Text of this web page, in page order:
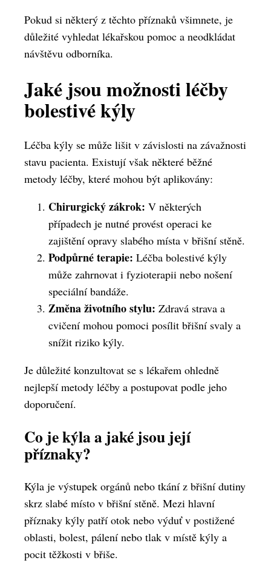
Pokud si některý z těchto příznaků všimnete, je
důležité vyhledat lékařskou pomoc a neodkládat
návštěvu odborníka.
Jaké jsou možnosti léčby
bolestivé kýly
Léčba kýly se může lišit v závislosti na závažnosti
stavu pacienta. Existují však některé běžné
metody léčby, které mohou být aplikovány:
Chirurgický zákrok: V některých
případech je nutné provést operaci ke
zajištění opravy slabého místa v břišní stěně.
Podpůrné terapie: Léčba bolestivé kýly
může zahrnovat i fyzioterapii nebo nošení
speciální bandáže.
Změna životního stylu: Zdravá strava a
cvičení mohou pomoci posílit břišní svaly a
snížit riziko kýly.
Je důležité konzultovat se s lékařem ohledně
nejlepší metody léčby a postupovat podle jeho
doporučení.
Co je kýla a jaké jsou její
příznaky?
Kýla je výstupek orgánů nebo tkání z břišní dutiny
skrz slabé místo v břišní stěně. Mezi hlavní
příznaky kýly patří otok nebo výduť v postižené
oblasti, bolest, pálení nebo tlak v místě kýly a
pocit těžkosti v břiše.